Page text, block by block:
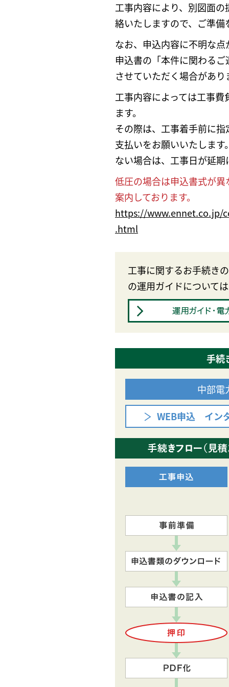
工事内容により、別図面
絡いたしますので、ご準
なお、申込内容に不明な
申込書の「本件に関わる
させていただく場合があり
工事内容によっては工事
ます。
その際は、工事着手前に
支払いをお願いいたしま
ない場合は、工事日が延
低圧の場合は申込書式が
案内しております。
https://www.ennet.co.jp/
.html
工事に関するお手続き
の運用ガイドについて
手続
中部電
WEB申込 イン